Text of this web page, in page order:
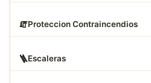
🧯Proteccion Contraincendios
🪜Escaleras